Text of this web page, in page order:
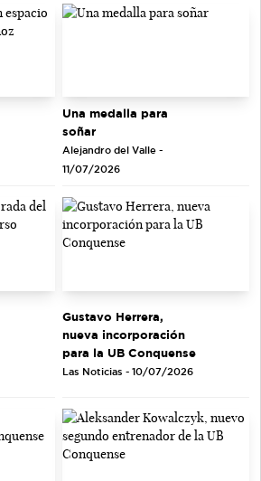
Una medalla para
soñar
Alejandro del Valle -
11/07/2026
Gustavo Herrera,
nueva incorporación
para la UB Conquense
Las Noticias - 10/07/2026